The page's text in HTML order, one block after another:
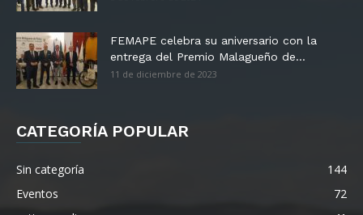
FEMAPE celebra su aniversario con la
entrega del Premio Malagueño de...
11 de diciembre de 2023
CATEGORÍA POPULAR
Sin categoría
144
Eventos
72